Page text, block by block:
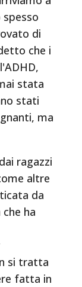
di
che i
stata
stati
ma
ragazzi
altre
da
ha
si tratta
fatta in